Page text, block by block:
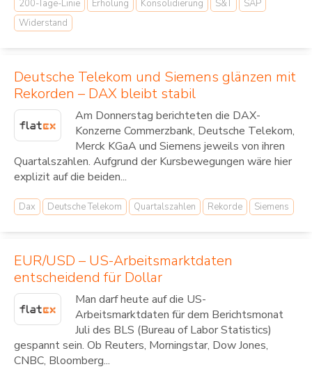
200-Tage-Linie Erholung Konsolidierung S&T
SAP
Widerstand
Deutsche Telekom und Siemens glänzen mit
Rekorden – DAX bleibt stabil
Am Donnerstag berichteten die DAX-
Konzerne Commerzbank, Deutsche Telekom,
Merck KGaA und Siemens jeweils von ihren
Quartalszahlen. Aufgrund der Kursbewegungen wäre hier
explizit auf die beiden...
Dax Deutsche Telekom Quartalszahlen Rekorde Siemens
EUR/USD – US-Arbeitsmarktdaten
entscheidend für Dollar
Man darf heute auf die US-
Arbeitsmarktdaten für dem Berichtsmonat
Juli des BLS (Bureau of Labor Statistics)
gespannt sein. Ob Reuters, Morningstar, Dow Jones,
CNBC, Bloomberg...